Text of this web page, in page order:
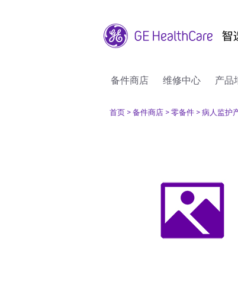
备件商店 维修中心 产品
首页 > 备件商店 > 零备件 > 病人监护